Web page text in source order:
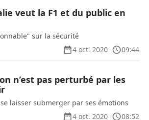
veut la F1 et du public en
sur la sécurité
4 oct. 2020
09:44
n’est pas perturbé par les
laisser submerger par ses émotions
4 oct. 2020
08:52